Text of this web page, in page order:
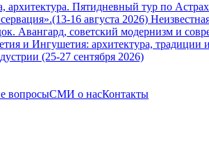
Пятидневный тур по
16 августа 2026)
Авангард, советский модернизм и
и Ингушетия: архитектура, традиции
(25-27 сентября 2026)
вопросыСМИ о насКонтакты